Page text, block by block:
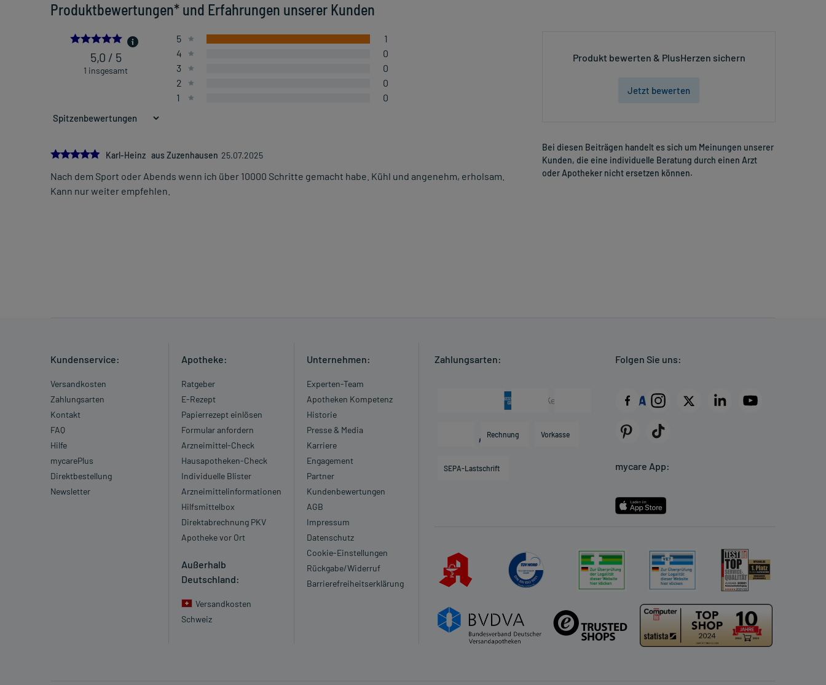
Produktbewertungen* und Erfahrungen unserer Kunden
5.0
5,0 / 5
1 insgesamt
5
1
4
0
3
0
2
0
1
0
5.0
Karl-Heinz aus Zuzenhausen 25.07.2025
Nach dem Sport oder Abends wenn ich über 10000 Schritte gemacht habe. Kühl und angenehm, erholsam.
Kann nur weiter empfehlen.
Produkt bewerten & PlusHerzen sichern
Jetzt bewerten
Bei diesen Beiträgen handelt es sich um Meinungen unserer
Kunden, die eine individuelle Beratung durch einen Arzt
oder Apotheker nicht ersetzen können.
Kundenservice:
Versandkosten
Zahlungsarten
Kontakt
FAQ
Hilfe
mycarePlus
Direktbestellung
Newsletter
Apotheke:
Ratgeber
E-Rezept
Papierrezept einlösen
Formular anfordern
Arzneimittel-Check
Hausapotheken-Check
Individuelle Blister
Arzneimittelinformationen
Hilfsmittelbox
Direktabrechnung PKV
Apotheke vor Ort
Außerhalb
Deutschland:
Versandkosten
Schweiz
Unternehmen:
Experten-Team
Apotheken Kompetenz
Historie
Presse & Media
Karriere
Engagement
Partner
Kundenbewertungen
AGB
Impressum
Datenschutz
Cookie-Einstellungen
Rückgabe/Widerruf
Barrierefreiheitserklärung
Zahlungsarten:
Rechnung Vorkasse
SEPA-Lastschrift
Folgen Sie uns:
mycare App: